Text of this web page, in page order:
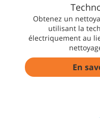
Obtenez un
utilisant la
électriquement au
En